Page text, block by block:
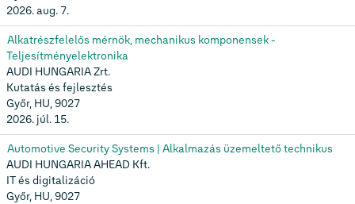
2026. aug. 7.
Alkatrészfelelős mérnök, mechanikus komponensek -
Teljesítményelektronika
AUDI HUNGARIA Zrt.
Kutatás és fejlesztés
Győr, HU, 9027
2026. júl. 15.
Automotive Security Systems | Alkalmazás üzemeltető technikus
AUDI HUNGARIA AHEAD Kft.
IT és digitalizáció
Győr, HU, 9027